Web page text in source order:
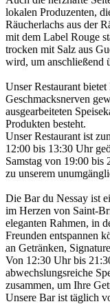
lokalen Produzenten,
Räucherlachs aus der
mit dem Label Rouge
trocken mit Salz aus
wird, um anschließend
Unser Restaurant
Geschmacksnerven
ausgearbeiteten
Produkten besteht.
Unser Restaurant ist
12:00 bis 13:30 Uhr
Samstag von 19:00 bis
zu unserem
Die Bar du Nessay ist
im Herzen von Saint-
eleganten Rahmen, in
Freunden entspannen
an Getränken,
Von 12:30 Uhr bis
abwechslungsreiche
zusammen, um Ihre
Unsere Bar ist täglich